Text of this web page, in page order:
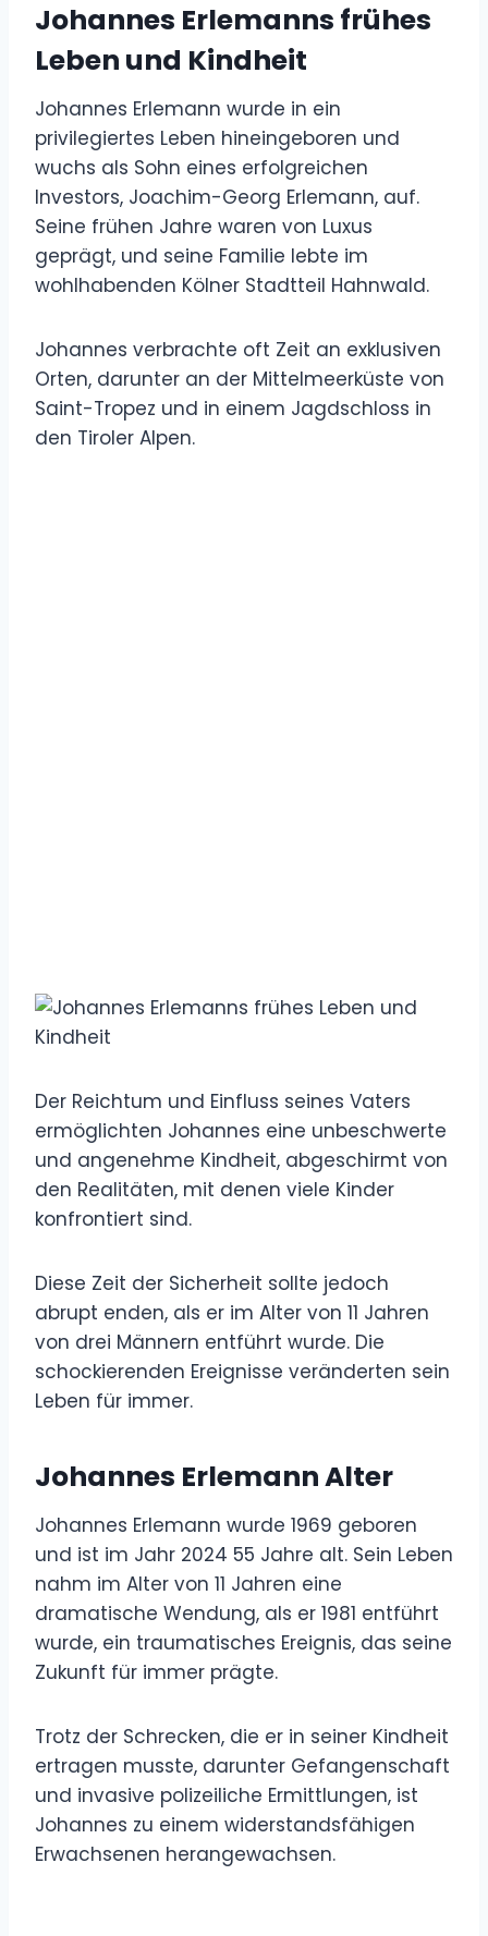
Johannes Erlemanns frühes
Leben und Kindheit
Johannes Erlemann wurde in ein
privilegiertes Leben hineingeboren und
wuchs als Sohn eines erfolgreichen
Investors, Joachim-Georg Erlemann, auf.
Seine frühen Jahre waren von Luxus
geprägt, und seine Familie lebte im
wohlhabenden Kölner Stadtteil Hahnwald.
Johannes verbrachte oft Zeit an exklusiven
Orten, darunter an der Mittelmeerküste von
Saint-Tropez und in einem Jagdschloss in
den Tiroler Alpen.
Der Reichtum und Einfluss seines Vaters
ermöglichten Johannes eine unbeschwerte
und angenehme Kindheit, abgeschirmt von
den Realitäten, mit denen viele Kinder
konfrontiert sind.
Diese Zeit der Sicherheit sollte jedoch
abrupt enden, als er im Alter von 11 Jahren
von drei Männern entführt wurde. Die
schockierenden Ereignisse veränderten sein
Leben für immer.
Johannes Erlemann Alter
Johannes Erlemann wurde 1969 geboren
und ist im Jahr 2024 55 Jahre alt. Sein Leben
nahm im Alter von 11 Jahren eine
dramatische Wendung, als er 1981 entführt
wurde, ein traumatisches Ereignis, das seine
Zukunft für immer prägte.
Trotz der Schrecken, die er in seiner Kindheit
ertragen musste, darunter Gefangenschaft
und invasive polizeiliche Ermittlungen, ist
Johannes zu einem widerstandsfähigen
Erwachsenen herangewachsen.